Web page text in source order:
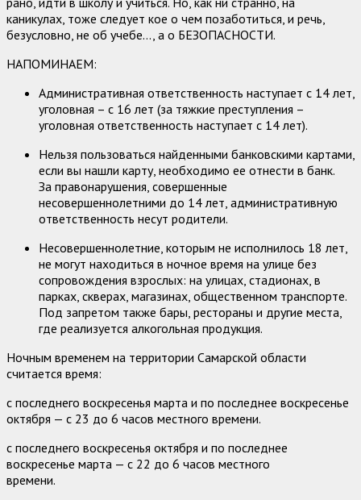
каникулах, тоже следует кое о чем позаботиться, и речь,
безусловно, не об учебе…, а о БЕЗОПАСНОСТИ.
НАПОМИНАЕМ:
Административная ответственность наступает с 14 лет,
уголовная – с 16 лет (за тяжкие преступления –
уголовная ответственность наступает с 14 лет).
Нельзя пользоваться найденными банковскими картами,
если вы нашли карту, необходимо ее отнести в банк.
За правонарушения, совершенные
несовершеннолетними до 14 лет, административную
ответственность несут родители.
Несовершеннолетние, которым не исполнилось 18 лет,
не могут находиться в ночное время на улице без
сопровождения взрослых: на улицах, стадионах, в
парках, скверах, магазинах, общественном транспорте.
Под запретом также бары, рестораны и другие места,
где реализуется алкогольная продукция.
Ночным временем на территории Самарской области
считается время:
с последнего воскресенья марта и по последнее воскресенье
октября — с 23 до 6 часов местного времени.
с последнего воскресенья октября и по последнее
воскресенье марта — с 22 до 6 часов местного
времени.